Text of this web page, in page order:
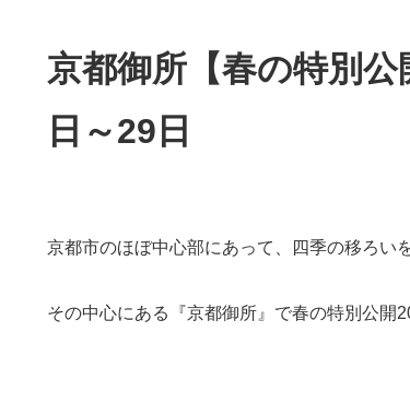
京都御所【春の特別
日～29日
京都市のほぼ中心部にあって、四季の移ろい
その中心にある『京都御所』で春の特別公開